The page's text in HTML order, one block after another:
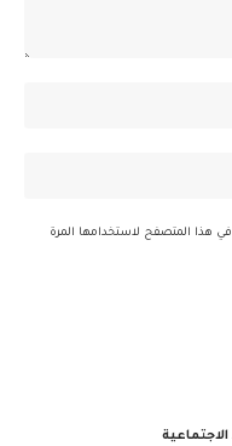
في هذا المتصفح لاستخدامها المرة